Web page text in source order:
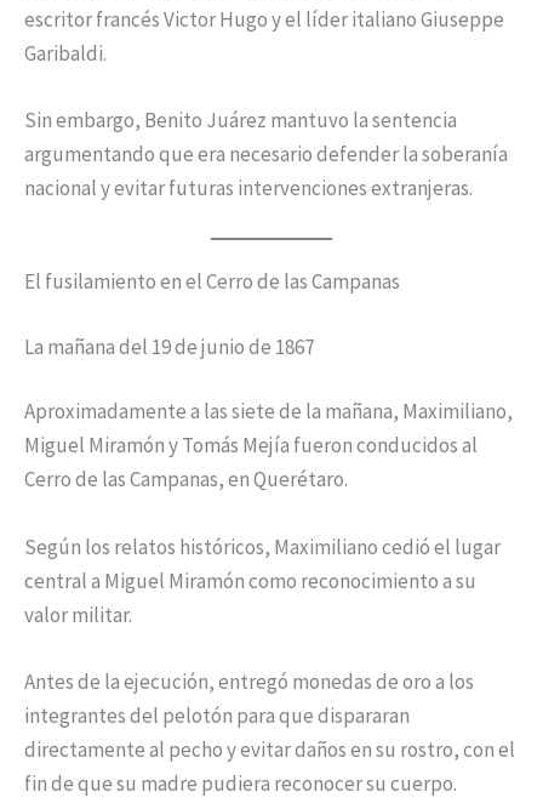
escritor francés Victor Hugo y el líder italiano Giuseppe
Garibaldi.
Sin embargo, Benito Juárez mantuvo la sentencia
argumentando que era necesario defender la soberanía
nacional y evitar futuras intervenciones extranjeras.
El fusilamiento en el Cerro de las Campanas
La mañana del 19 de junio de 1867
Aproximadamente a las siete de la mañana, Maximiliano,
Miguel Miramón y Tomás Mejía fueron conducidos al
Cerro de las Campanas, en Querétaro.
Según los relatos históricos, Maximiliano cedió el lugar
central a Miguel Miramón como reconocimiento a su
valor militar.
Antes de la ejecución, entregó monedas de oro a los
integrantes del pelotón para que dispararan
directamente al pecho y evitar daños en su rostro, con el
fin de que su madre pudiera reconocer su cuerpo.